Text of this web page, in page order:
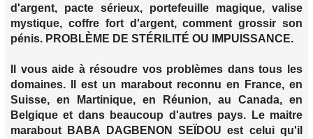
d'argent, pacte sérieux, portefeuille magique, valise
mystique, coffre fort d'argent, comment grossir son
pénis. PROBLÈME DE STÉRILITÉ OU IMPUISSANCE.
Il vous aide à résoudre vos problèmes dans tous les
domaines. Il est un marabout reconnu en France, en
Suisse, en Martinique, en Réunion, au Canada, en
Belgique et dans beaucoup d'autres pays. Le maitre
marabout BABA DAGBENON SEÏDOU est celui qu'il